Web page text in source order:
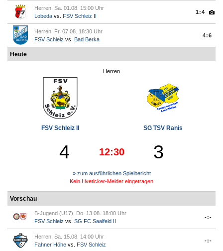
Herren, Sa. 01.08. 15:00 Uhr
Lobeda vs. FSV Schleiz II
1:4
Herren, Fr. 07.08. 18:30 Uhr
FSV Schleiz vs. Bad Berka
4:6
Heute
Herren
FSV Schleiz II SG TSV Ranis
4 12:30 3
» zum ausführlichen Spielbericht
Kein Liveticker-Melder eingetragen
Vorschau
B-Jugend (U17), Do. 13.08. 18:00 Uhr
FSV Schleiz vs. SG FC Saalfeld II
-:-
Herren, Sa. 15.08. 14:00 Uhr
Fahner Höhe vs. FSV Schleiz
-:-